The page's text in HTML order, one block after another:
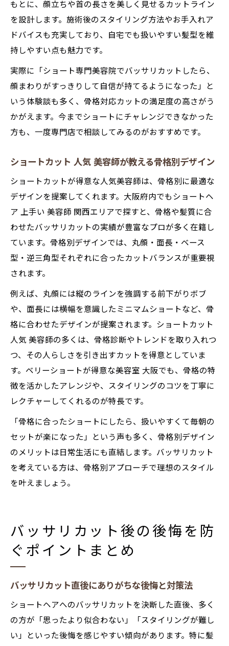
もとに、顔立ちや首の長さを美しく見せるカットライン
を設計します。施術後のスタイリング方法やお手入れア
ドバイスも充実しており、自宅でも扱いやすい髪型を維
持しやすい点も魅力です。
実際に「ショート専門美容院でバッサリカットしたら、
顔まわりがすっきりして自信が持てるようになった」と
いう体験談も多く、骨格対応カットの満足度の高さがう
かがえます。今までショートにチャレンジできなかった
方も、一度専門店で相談してみるのがおすすめです。
ショートカット 人気 美容師が教える骨格別デザイン
ショートカットが得意な人気美容師は、骨格別に最適な
デザインを提案してくれます。大阪府内でもショートヘ
ア 上手い 美容師 関西エリアで探すと、骨格や髪質に合
わせたバッサリカットの実績が豊富なプロが多く在籍し
ています。骨格別デザインでは、丸顔・面長・ベース
型・逆三角型それぞれに合ったカットバランスが重要視
されます。
例えば、丸顔には縦のラインを強調する前下がりボブ
や、面長には横幅を意識したミニマムショートなど、骨
格に合わせたデザインが提案されます。ショートカット
人気 美容師の多くは、骨格診断やトレンドを取り入れつ
つ、その人らしさを引き出すカットを得意としていま
す。ベリーショートが得意な美容室 大阪でも、骨格の特
徴を活かしたアレンジや、スタイリングのコツを丁寧に
レクチャーしてくれるのが特長です。
「骨格に合ったショートにしたら、扱いやすくて毎朝の
セットが楽になった」という声も多く、骨格別デザイン
のメリットは日常生活にも直結します。バッサリカット
を考えている方は、骨格別アプローチで理想のスタイル
を叶えましょう。
バッサリカット後の後悔を防
ぐポイントまとめ
バッサリカット直後にありがちな後悔と対策法
ショートヘアへのバッサリカットを決断した直後、多く
の方が「思ったより似合わない」「スタイリングが難し
い」といった後悔を感じやすい傾向があります。特に髪